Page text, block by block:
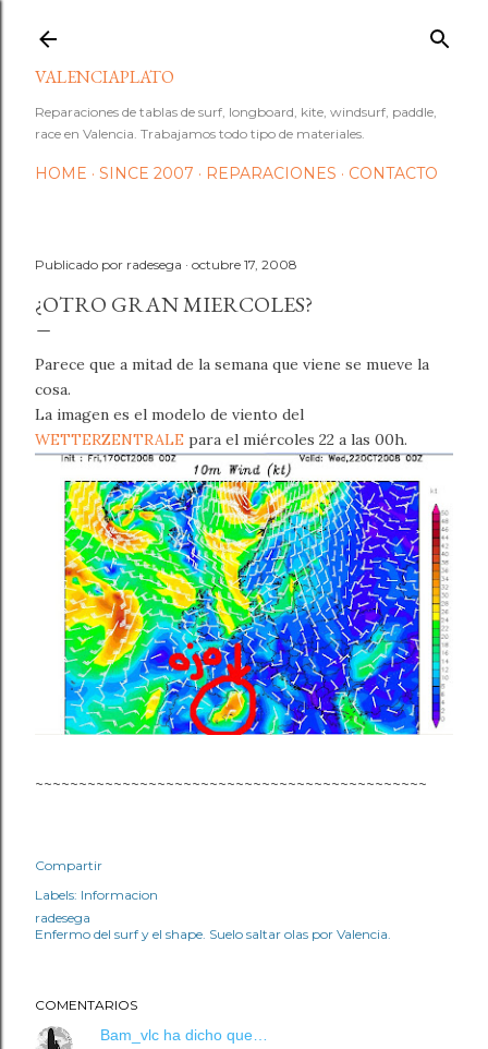
VALENCIAPLATO
Reparaciones de tablas de surf, longboard, kite, windsurf, paddle,
race en Valencia. Trabajamos todo tipo de materiales.
HOME SINCE 2007 REPARACIONES CONTACTO
Publicado por radesega octubre 17, 2008
¿OTRO GRAN MIERCOLES?
Parece que a mitad de la semana que viene se mueve la
cosa.
La imagen es el modelo de viento del
WETTERZENTRALE para el miércoles 22 a las 00h.
~~~~~~~~~~~~~~~~~~~~~~~~~~~~~~~~~~~~~~~~~~~~~
Compartir
Labels: Informacion
radesega
Enfermo del surf y el shape. Suelo saltar olas por Valencia.
COMENTARIOS
Bam_vlc ha dicho que…